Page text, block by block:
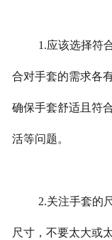
1.应该选择符
合对手套的需求各
确保手套舒适且符
活等问题。
2.关注手套的
尺寸，不要太大或